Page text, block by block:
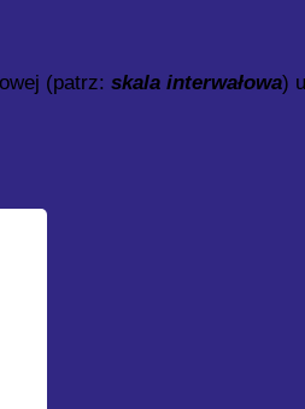
(patrz: skala interwałowa)